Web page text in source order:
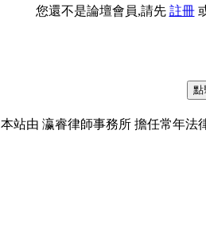
您還不是論壇會員,請先 註冊
本站由 瀛睿律師事務所 擔任常年法